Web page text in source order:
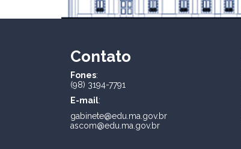
Contato
Fones:
(98) 3194-7791
E-mail:
gabinete@edu.ma.gov.br
ascom@edu.ma.gov.br